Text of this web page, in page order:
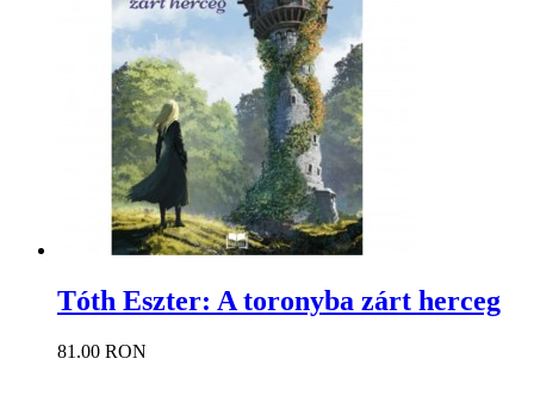
Tóth Eszter: A toronyba zárt herceg
81.00 RON